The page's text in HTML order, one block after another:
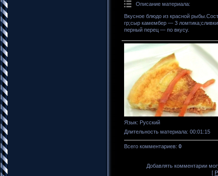
Описание материала:
Вкусное блюдо из красной
гр;сыр камембер — 3
перный перец — по вкусу.
Язык: Русский
Длительность материала: 00:01:15
Всего комментариев: 0
Добавлять комментарии
[